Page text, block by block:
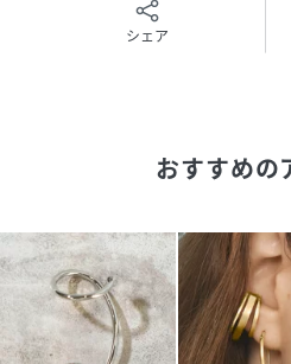
の強い女性のトータルコーディネ
性別タイプ レディース
原産国 韓国
素材 合成樹脂
シェア
おすすめの